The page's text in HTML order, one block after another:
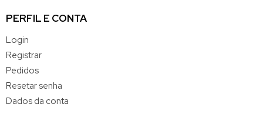
PERFIL E CONTA
Login
Registrar
Pedidos
Resetar senha
Dados da conta